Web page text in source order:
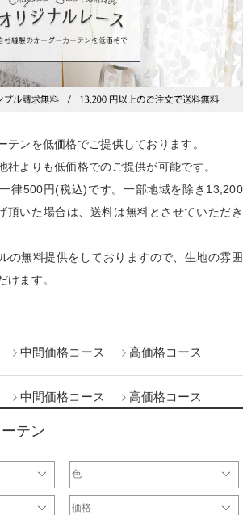
テンを低価格でご提供しております。
社よりも低価格でのご提供が可能です。
律500円(税込)です。一部地域を除き13,200
頂いた場合は、送料は無料とさせていただき
の無料提供をしておりますので、生地の雰囲
けます。
中間価格コース
高価格コース
中間価格コース 高価格コース
テン
色
ホワイト・ベージュ系
ブラウン系
ブラック・グレー系
レッド・ピンク系
イエロー系
ブルー・ネイビー系
パープル系
グリーン系
シルバー・ゴールド系
マルチ・その他カラー
価格